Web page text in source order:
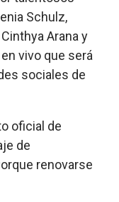
Schulz,
Arana y
vivo que será
sociales de
oficial de
de
renovarse